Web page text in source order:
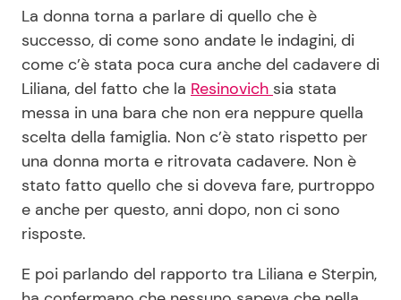
La donna torna a parlare di quello che è
successo, di come sono andate le indagini, di
come c’è stata poca cura anche del cadavere di
Liliana, del fatto che la Resinovich sia stata
messa in una bara che non era neppure quella
scelta della famiglia. Non c’è stato rispetto per
una donna morta e ritrovata cadavere. Non è
stato fatto quello che si doveva fare, purtroppo
e anche per questo, anni dopo, non ci sono
risposte.
E poi parlando del rapporto tra Liliana e Sterpin,